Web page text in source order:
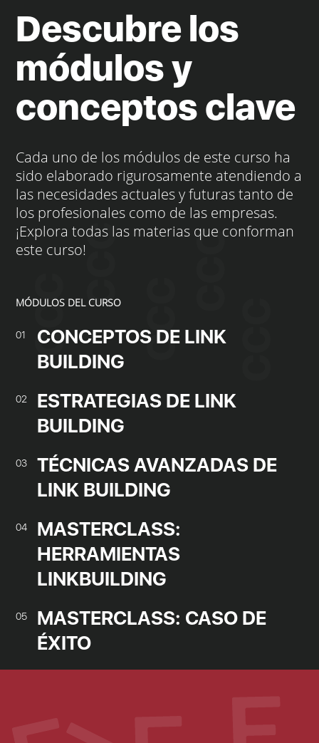
Descubre los
módulos y
conceptos clave
Cada uno de los módulos de este curso ha
sido elaborado rigurosamente atendiendo a
las necesidades actuales y futuras tanto de
los profesionales como de las empresas.
¡Explora todas las materias que conforman
este curso!
MÓDULOS DEL CURSO
01
CONCEPTOS DE LINK
BUILDING
02
ESTRATEGIAS DE LINK
BUILDING
03
TÉCNICAS AVANZADAS DE
LINK BUILDING
04
MASTERCLASS:
HERRAMIENTAS
LINKBUILDING
05
MASTERCLASS: CASO DE
ÉXITO